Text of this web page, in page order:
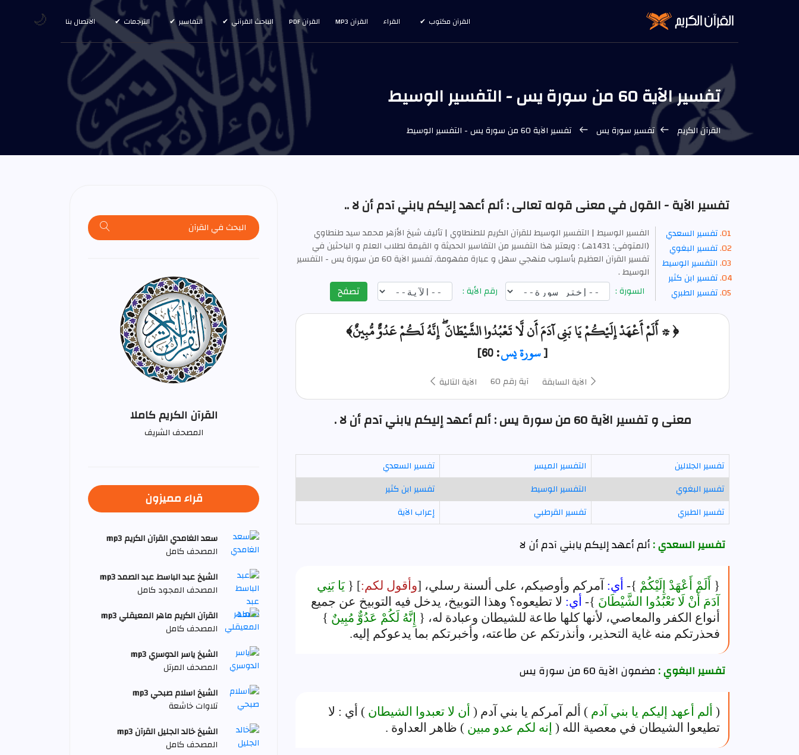
القرآن مكتوب القراء القرآن MP3 القرآن PDF الباحث القرآني التفاسير الترجمات الاتصال بنا
تفسير الآية 60 من سورة يس - التفسير الوسيط
القرآن الكريم تفسير سورة يس تفسير الآية 60 من سورة يس - التفسير الوسيط
تفسير الآية - القول في معنى قوله تعالى : ألم أعهد إليكم يابني آدم أن لا ..
تفسير السعدي
تفسير البغوي
التفسير الوسيط
تفسير ابن كثير
تفسير الطبري
الفسير الوسيط | التفسير الوسيط للقرآن الكريم للطنطاوي | تأليف شيخ الأزهر محمد سيد طنطاوي
(المتوفى: 1431هـ) : ويعتبر هذا التفسير من التفاسير الحديثة و القيمة لطلاب العلم و الباحثين في
تفسير القرآن العظيم بأسلوب منهجي سهل و عبارة مفهومة, تفسير الآية 60 من سورة يس - التفسير
الوسيط .
السورة :
رقم الأية : تصفح
﴿ ۞ أَلَمْ أَعْهَدْ إِلَيْكُمْ يَا بَنِي آدَمَ أَن لَّا تَعْبُدُوا الشَّيْطَانَ ۖ إِنَّهُ لَكُمْ عَدُوٌّ مُّبِينٌ﴾
[سورة يس: 60]
الآية السابقة آية رقم 60 الآية التالية
معنى و تفسير الآية 60 من سورة يس : ألم أعهد إليكم يابني آدم أن لا .
تفسير الجلالين التفسير الميسر
تفسير السعدي
تفسير البغوي
التفسير الوسيط
تفسير ابن كثير
تفسير الطبري
تفسير القرطبي إعراب الآية
تفسير السعدي :ألم أعهد إليكم يابني آدم أن لا
{ أَلَمْ أَعْهَدْ إِلَيْكُمْ }- أي: آمركم وأوصيكم، على ألسنة رسلي، [وأقول لكم:] { يَا بَنِي
آدَمَ أَنْ لَا تَعْبُدُوا الشَّيْطَانَ }- أي: لا تطيعوه؟ وهذا التوبيخ، يدخل فيه التوبيخ عن جميع
أنواع الكفر والمعاصي، لأنها كلها طاعة للشيطان وعبادة له، { إِنَّهُ لَكُمْ عَدُوٌّ مُبِينٌ }
فحذرتكم منه غاية التحذير، وأنذرتكم عن طاعته، وأخبرتكم بما يدعوكم إليه.
تفسير البغوي :مضمون الآية 60 من سورة يس
( ألم أعهد إليكم يا بني آدم ) ألم آمركم يا بني آدم ( أن لا تعبدوا الشيطان ) أي : لا
تطيعوا الشيطان في معصية الله ( إنه لكم عدو مبين ) ظاهر العداوة .
القرآن الكريم كاملا
المصحف الشريف
قراء مميزون
سعد الغامدي القرآن الكريم mp3
المصحف كامل
الشيخ عبد الباسط عبد الصمد mp3
المصحف المجود كامل
القرآن الكريم ماهر المعيقلي mp3
المصحف كامل
الشيخ ياسر الدوسري mp3
المصحف المرتل
الشيخ اسلام صبحي mp3
تلاوات خاشعة
الشيخ خالد الجليل القرآن mp3
المصحف كامل
🌙